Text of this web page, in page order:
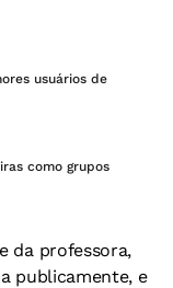
usuários de
como grupos
da professora,
publicamente, e